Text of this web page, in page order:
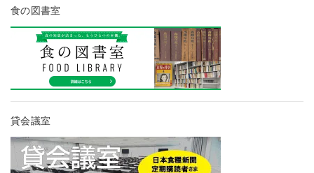
食の図書室
貸会議室